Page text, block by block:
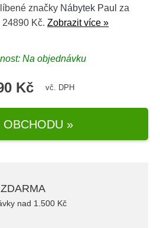
značky Nábytek Paul za
Kč. Zobrazit více »
Na objednávku
Kč vč. DPH
OBCHODU »
nad 1.500 Kč